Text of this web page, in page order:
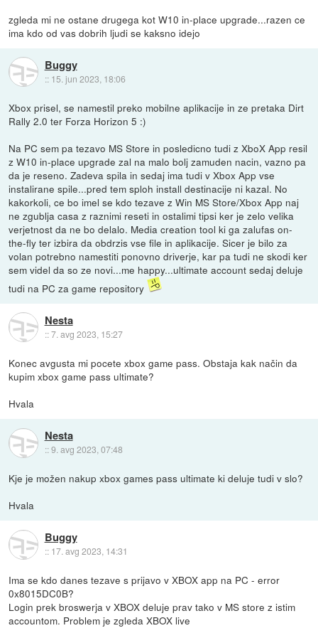
zgleda mi ne ostane drugega kot W10 in-place upgrade...razen ce
ima kdo od vas dobrih ljudi se kaksno idejo
Buggy
:: 15. jun 2023, 18:06
Xbox prisel, se namestil preko mobilne aplikacije in ze pretaka Dirt
Rally 2.0 ter Forza Horizon 5 :)
Na PC sem pa tezavo MS Store in posledicno tudi z XboX App resil
z W10 in-place upgrade zal na malo bolj zamuden nacin, vazno pa
da je reseno. Zadeva spila in sedaj ima tudi v Xbox App vse
instalirane spile...pred tem sploh install destinacije ni kazal. No
kakorkoli, ce bo imel se kdo tezave z Win MS Store/Xbox App naj
ne zgublja casa z raznimi reseti in ostalimi tipsi ker je zelo velika
verjetnost da ne bo delalo. Media creation tool ki ga zalufas on-
the-fly ter izbira da obdrzis vse file in aplikacije. Sicer je bilo za
volan potrebno namestiti ponovno driverje, kar pa tudi ne skodi ker
sem videl da so ze novi...me happy...ultimate account sedaj deluje
tudi na PC za game repository
Nesta
::7. avg 2023, 15:27
Konec avgusta mi pocete xbox game pass. Obstaja kak način da
kupim xbox game pass ultimate?
Hvala
Nesta
::9. avg 2023, 07:48
Kje je možen nakup xbox games pass ultimate ki deluje tudi v slo?
Hvala
Buggy
:: 17. avg 2023, 14:31
Ima se kdo danes tezave s prijavo v XBOX app na PC - error
0x8015DC0B?
Login prek broswerja v XBOX deluje prav tako v MS store z istim
accountom. Problem je zgleda XBOX live